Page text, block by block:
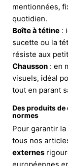
mentionnées,
quotidien.
Boîte à tétine :
sucette ou la
résiste aux
Chausson : en
visuels, idéal
tout en parant
Des produits
normes
Pour garantir
tous nos
externes